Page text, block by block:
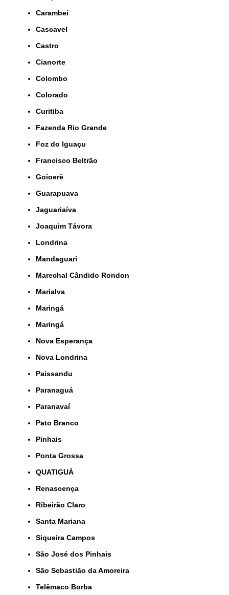
Carambeí
Cascavel
Castro
Cianorte
Colombo
Colorado
Curitiba
Fazenda Rio Grande
Foz do Iguaçu
Francisco Beltrão
Goioerê
Guarapuava
Jaguariaíva
Joaquim Távora
Londrina
Mandaguari
Marechal Cândido Rondon
Marialva
Maringá
Maringá
Nova Esperança
Nova Londrina
Paissandu
Paranaguá
Paranavaí
Pato Branco
Pinhais
Ponta Grossa
QUATIGUÁ
Renascença
Ribeirão Claro
Santa Mariana
Siqueira Campos
São José dos Pinhais
São Sebastião da Amoreira
Telêmaco Borba